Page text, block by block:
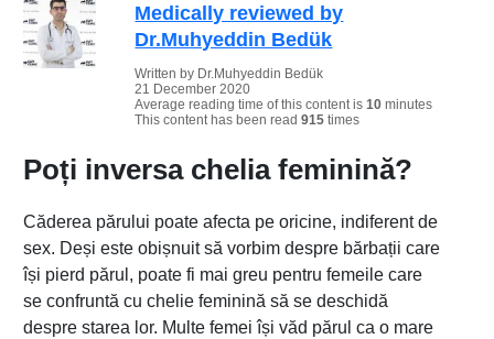
Medically reviewed by
Dr.Muhyeddin Bedük
Written by Dr.Muhyeddin Bedük
21 December 2020
Average reading time of this content is10minutes
This content has been read915 times
Poți inversa chelia feminină?
Căderea părului poate afecta pe oricine, indiferent de
sex. Deși este obișnuit să vorbim despre bărbații care
își pierd părul, poate fi mai greu pentru femeile care
se confruntă cu chelie feminină să se deschidă
despre starea lor. Multe femei își văd părul ca o mare